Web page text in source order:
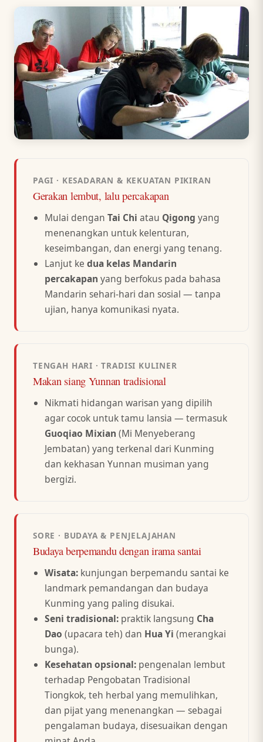
PAGI · KESADARAN & KEKUATAN PIKIRAN
Gerakan lembut, lalu percakapan
Mulai denganTai Chi atau Qigong yang
menenangkan untuk kelenturan,
keseimbangan, dan energi yang tenang.
Lanjut kedua kelas Mandarin
percakapan yang berfokus pada bahasa
Mandarin sehari-hari dan sosial — tanpa
ujian, hanya komunikasi nyata.
TENGAH HARI · TRADISI KULINER
Makan siang Yunnan tradisional
Nikmati hidangan warisan yang dipilih
agar cocok untuk tamu lansia — termasuk
Guoqiao Mixian (Mi Menyeberang
Jembatan) yang terkenal dari Kunming
dan kekhasan Yunnan musiman yang
bergizi.
SORE · BUDAYA & PENJELAJAHAN
Budaya berpemandu dengan irama santai
Wisata: kunjungan berpemandu santai ke
landmark pemandangan dan budaya
Kunming yang paling disukai.
Seni tradisional: praktik langsung Cha
Dao (upacara teh) dan Hua Yi (merangkai
bunga).
Kesehatan opsional: pengenalan lembut
terhadap Pengobatan Tradisional
Tiongkok, teh herbal yang memulihkan,
dan pijat yang menenangkan — sebagai
pengalaman budaya, disesuaikan dengan